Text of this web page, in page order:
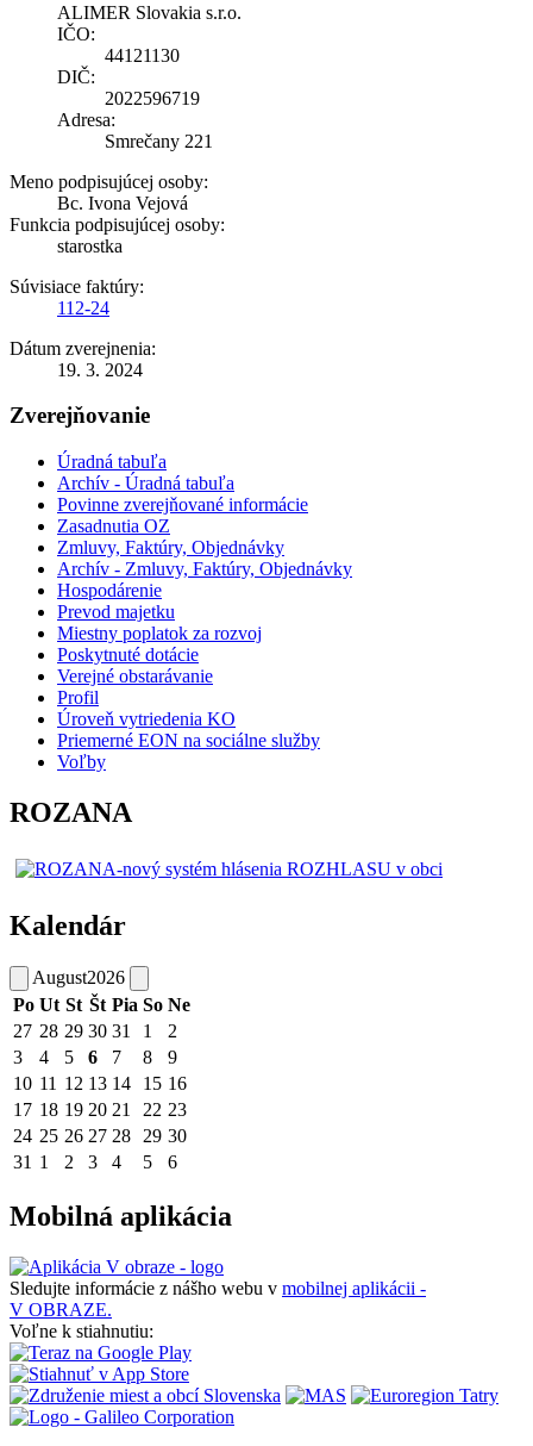
ALIMER Slovakia s.r.o.
IČO:
44121130
DIČ:
2022596719
Adresa:
Smrečany 221
Meno podpisujúcej osoby:
Bc. Ivona Vejová
Funkcia podpisujúcej osoby:
starostka
Súvisiace faktúry:
112-24
Dátum zverejnenia:
19. 3. 2024
Zverejňovanie
Úradná tabuľa
Archív - Úradná tabuľa
Povinne zverejňované informácie
Zasadnutia OZ
Zmluvy, Faktúry, Objednávky
Archív - Zmluvy, Faktúry, Objednávky
Hospodárenie
Prevod majetku
Miestny poplatok za rozvoj
Poskytnuté dotácie
Verejné obstarávanie
Profil
Úroveň vytriedenia KO
Priemerné EON na sociálne služby
Voľby
ROZANA
Kalendár
August2026
Po Ut St Št Pia So Ne
27 28 29 30 31 1
2
3
4 5 6 7 8
9
10 11 12 13 14 15 16
17 18 19 20 21 22 23
24 25 26 27 28 29 30
31 1 2 3 4 5 6
Mobilná aplikácia
Sledujte informácie z nášho webu v mobilnej aplikácii -
V OBRAZE.
Voľne k stiahnutiu: